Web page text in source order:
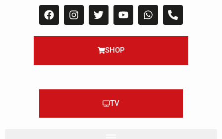
SHOP
TV